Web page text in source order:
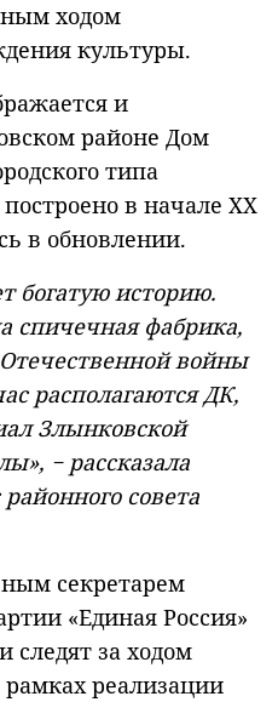
ходом
культуры.
и
районе Дом
типа
в начале XX
в обновлении.
богатую историю.
спичечная фабрика,
войны
располагаются ДК,
Злынковской
− рассказала
совета
секретарем
«Единая Россия»
следят за ходом
реализации